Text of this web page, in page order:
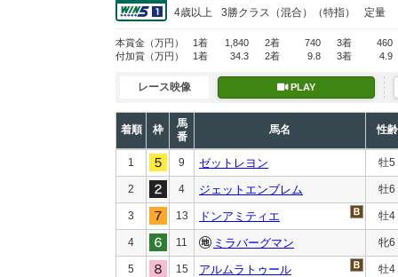
4歳以上 3勝クラス （混合）（特指） 定量
本賞金 （万円） 1着 1,840 2着 740 3着
460
付加賞 （万円） 1着 34.3 2着 9.8 3着 4.9
レース映像 PLAY
着順 枠
馬
番
馬名 性齢
1 9 ゼットレヨン 牡5
2 4 ジェットエンブレム 牡6
3 13 ドンアミティエ 牡4
4 11 ミラバーグマン 牝6
5 15 アルムラトゥール 牡4